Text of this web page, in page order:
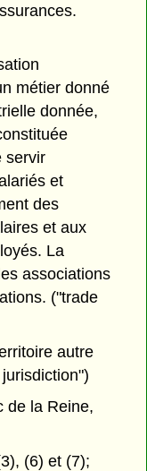
métier donné
donnée,
servir
et
des
et aux
La
associations
("trade
autre
de la Reine,
(6) et (7);